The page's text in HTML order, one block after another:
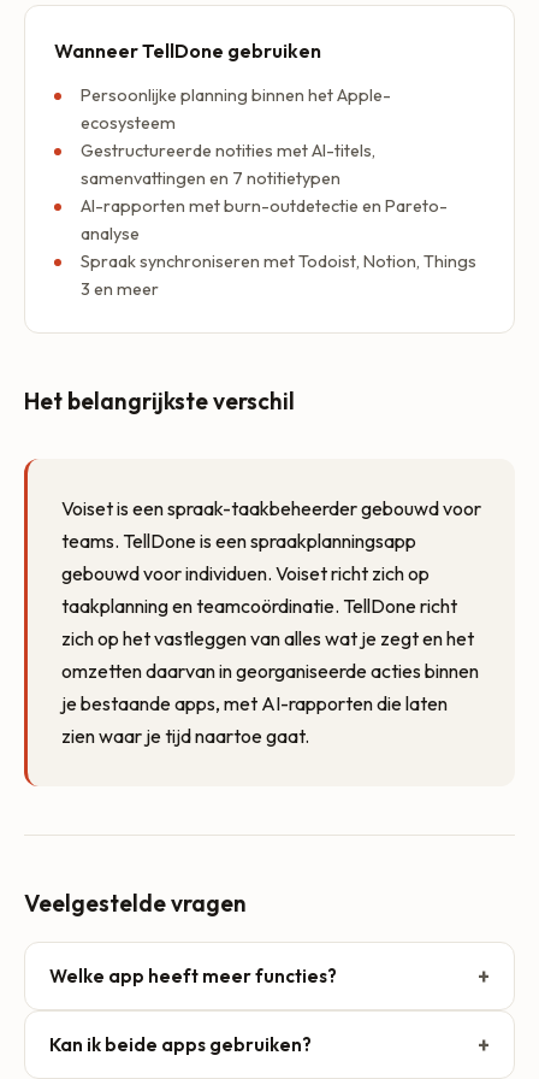
Wanneer TellDone gebruiken
Persoonlijke planning binnen het Apple-
ecosysteem
Gestructureerde notities met AI-titels,
samenvattingen en 7 notitietypen
AI-rapporten met burn-outdetectie en Pareto-
analyse
Spraak synchroniseren met Todoist, Notion, Things
3 en meer
Het belangrijkste verschil
Voiset is een spraak-taakbeheerder gebouwd voor
teams. TellDone is een spraakplanningsapp
gebouwd voor individuen. Voiset richt zich op
taakplanning en teamcoördinatie. TellDone richt
zich op het vastleggen van alles wat je zegt en het
omzetten daarvan in georganiseerde acties binnen
je bestaande apps, met AI-rapporten die laten
zien waar je tijd naartoe gaat.
Veelgestelde vragen
Welke app heeft meer functies? +
Voiset heeft automatische planning en
Kan ik beide apps gebruiken? +